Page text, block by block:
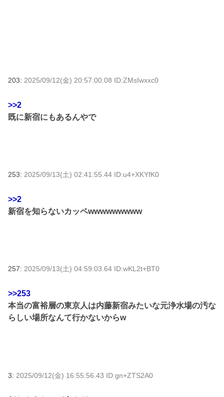
203: 2025/09/12(金) 20:57:00.08 ID:ZMsIwxxc0
>>2
既に新宿にもあるんやで
253: 2025/09/13(土) 02:41:55.44 ID:u4+XKYfK0
>>2
新宿を知らないカッペwwwwwwwww
257: 2025/09/13(土) 04:59:03.64 ID:wKL2t+BT0
>>253
本当の富裕層の東京人は内藤新宿みたいな元浄水場の汚な
らしい場所なんて行かないからw
3: 2025/09/12(金) 16:55:56.43 ID:gn+ZTS2A0